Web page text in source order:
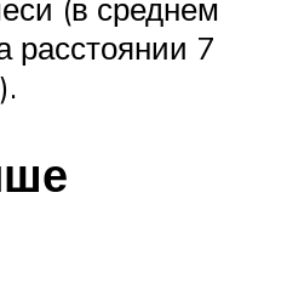
(в среднем
расстоянии 7